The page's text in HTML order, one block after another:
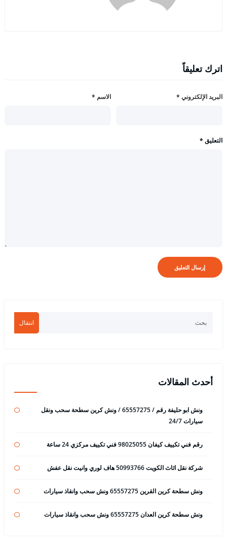
اترك تعليقاً
الاسم * البريد الإلكتروني *
التعليق *
انتقال
أحدث المقالات
ونش ابو حليفة رقم / 65557275 / ونش كرين سطحة سحب ونقل
سيارات 24/7
رقم فني تكييف كيفان 98025055 فني تكييف مركزي 24 ساعة
شركة نقل اثاث الكويت 50993766 هاف لوري وانيت نقل عفش
ونش سطحة كرين القرين 65557275 ونش سحب وانقاذ سيارات
ونش سطحة كرين العدان 65557275 ونش سحب وانقاذ سيارات